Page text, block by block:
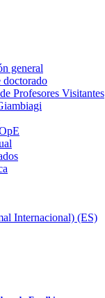
general
doctorado
Profesores Visitantes